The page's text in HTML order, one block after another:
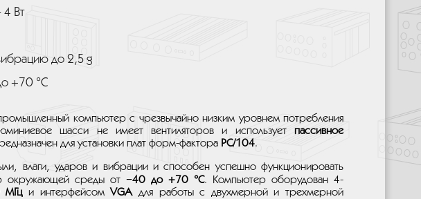
4 Вт
до 2,5 g
+70 °C
компьютер с чрезвычайно низким уровнем потребления
шасси не имеет вентиляторов и используетпассивное
для установки плат форм-фактора PC/104.
влаги, ударов и вибрации и способен успешно функционировать
окружающей среды от −40 до +70 °C. Компьютер оборудован 4-
МГци интерфейсомVGAдля работы с двухмерной и трехмерной